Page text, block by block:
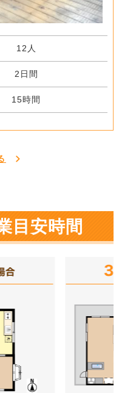
12人
2日間
15時間
目安時間